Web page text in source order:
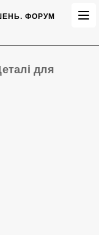
ФОРУМ
для